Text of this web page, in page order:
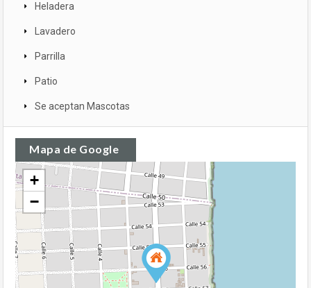
Heladera
Lavadero
Parrilla
Patio
Se aceptan Mascotas
Mapa de Google
+
−